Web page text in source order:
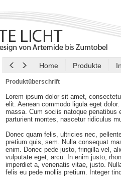
Home Produkte
Produktüberschrift
Lorem ipsum dolor sit amet,
elit. Aenean commodo ligula eget dolor.
massa. Cum sociis natoque penatibus
parturient montes, nascetur ridiculus
Donec quam felis, ultricies nec,
pretium quis, sem. Nulla consequat
enim. Donec pede justo, fringilla vel,
vulputate eget, arcu. In enim justo,
imperdiet a, venenatis vitae, justo.
felis eu pede mollis pretium. Integer